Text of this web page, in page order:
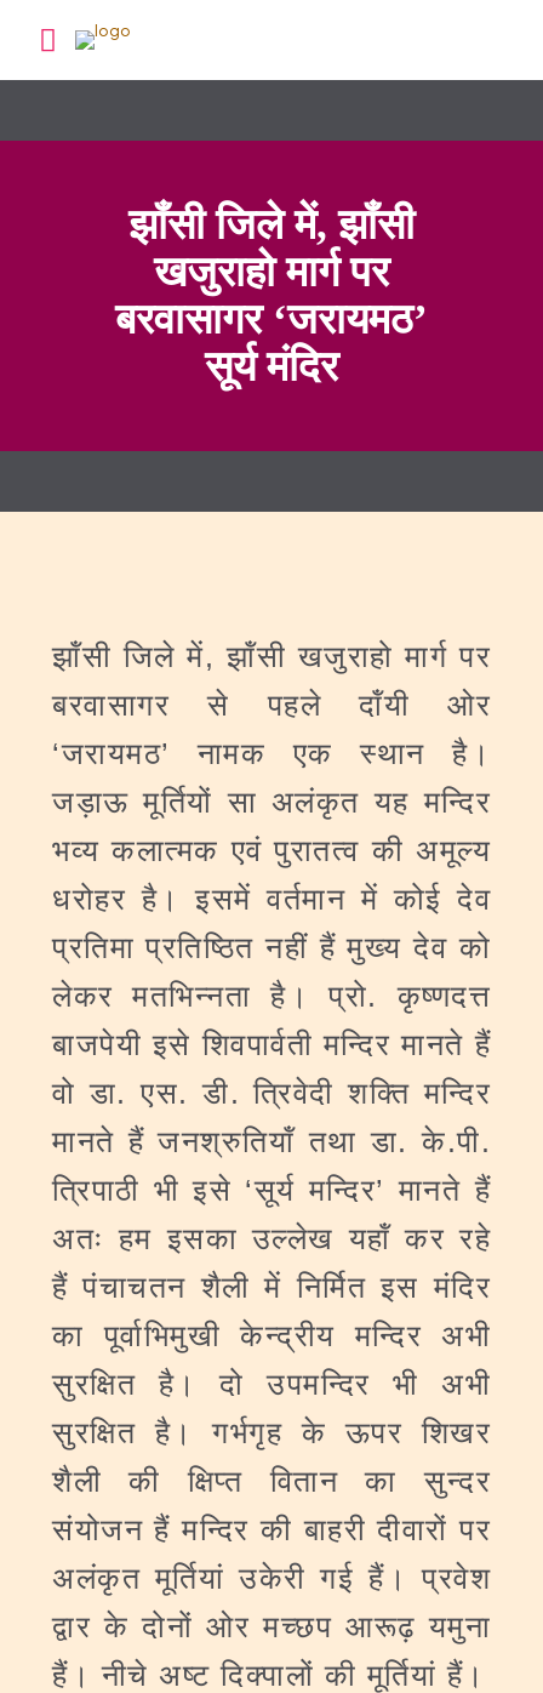
झॉंसी जिले में, झॉंसी
खजुराहो मार्ग पर
बरवासागर ‘जरायमठ’
सूर्य मंदिर
झॉंसी जिले में, झॉंसी खजुराहो मार्ग पर
बरवासागर से पहले दॉंयी ओर
‘जरायमठ’ नामक एक स्थान है।
जड़ाऊ मूर्तियों सा अलंकृत यह मन्दिर
भव्य कलात्मक एवं पुरातत्व की अमूल्य
धरोहर है। इसमें वर्तमान में कोई देव
प्रतिमा प्रतिष्ठित नहीं हैं मुख्य देव को
लेकर मतभिन्नता है। प्रो. कृष्णदत्त
बाजपेयी इसे शिवपार्वती मन्दिर मानते हैं
वो डा. एस. डी. त्रिवेदी शक्ति मन्दिर
मानते हैं जनश्रुतियॉं तथा डा. के.पी.
त्रिपाठी भी इसे ‘सूर्य मन्दिर’ मानते हैं
अतः हम इसका उल्लेख यहॉं कर रहे
हैं पंचाचतन शैली में निर्मित इस मंदिर
का पूर्वाभिमुखी केन्द्रीय मन्दिर अभी
सुरक्षित है। दो उपमन्दिर भी अभी
सुरक्षित है। गर्भगृह के ऊपर शिखर
शैली की क्षिप्त वितान का सुन्दर
संयोजन हैं मन्दिर की बाहरी दीवारों पर
अलंकृत मूर्तियां उकेरी गई हैं। प्रवेश
द्वार के दोनों ओर मच्छप आरूढ़ यमुना
हैं। नीचे अष्ट दिक्पालों की मूर्तियां हैं।